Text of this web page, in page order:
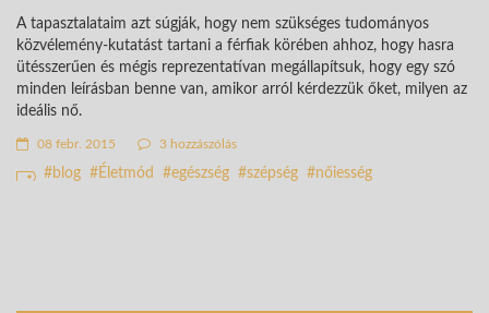
A tapasztalataim azt súgják, hogy nem szükséges tudományos
közvélemény-kutatást tartani a férfiak körében ahhoz, hogy hasra
ütésszerűen és mégis reprezentatívan megállapítsuk, hogy egy szó
minden leírásban benne van, amikor arról kérdezzük őket, milyen az
ideális nő.
08 febr. 2015 3 hozzászólás
blog Életmód egészség szépség nőiesség